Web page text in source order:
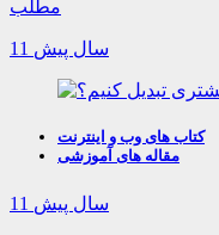
مطلب
11 سال پیش
کتاب های وب و اینترنت
مقاله های آموزشی
11 سال پیش